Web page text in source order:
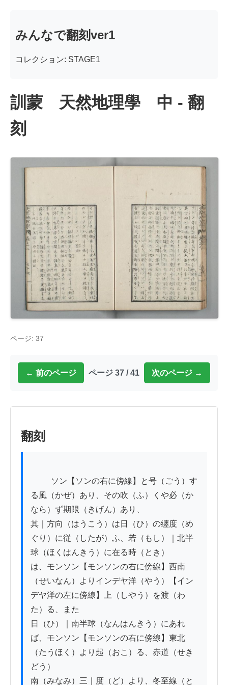
みんなで翻刻ver1
コレクション: STAGE1
訓蒙 天然地理學 中 - 翻
刻
ページ: 37
← 前のページ ページ 37 / 41 次のページ →
翻刻
る風（かぜ）あり、その吹（ふ）くや必（か
なら）ず期限（きげん）あり、
其｜方向（はうこう）は日（ひ）の纏度（め
ぐり）に従（したが）ふ、若（もし）｜北半
球（ほくはんきう）に在る時（とき）
は、モンソン【モンソンの右に傍線】西南
（せいなん）よりインデヤ洋（やう）【イン
デヤ洋の左に傍線】上（しやう）を渡（わ
た）る、また
日（ひ）｜南半球（なんはんきう）にあれ
ば、モンソン【モンソンの右に傍線】東北
（たうほく）より起（おこ）る、赤道（せき
どう）
南（みなみ）三｜度（ど）より、冬至線（と